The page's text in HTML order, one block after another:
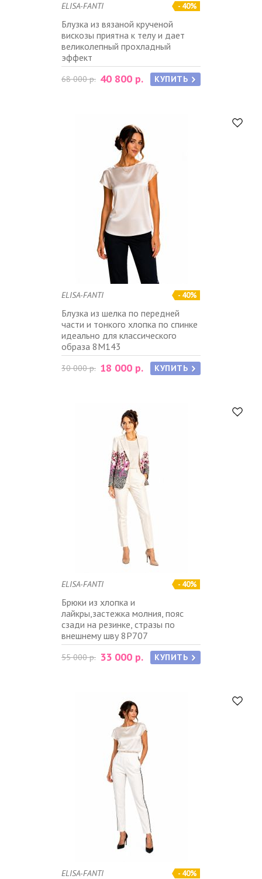
- 40%
ELISA-FANTI
Блузка из вязаной крученой
вискозы приятна к телу и дает
великолепный прохладный
эффект
68 000 р. 40 800 р. КУПИТЬ
- 40%
ELISA-FANTI
Блузка из шелка по передней
части и тонкого хлопка по спинке
идеально для классического
образа 8M143
30 000 р. 18 000 р. КУПИТЬ
- 40%
ELISA-FANTI
Брюки из хлопка и
лайкры,застежка молния, пояс
сзади на резинке, стразы по
внешнему шву 8P707
55 000 р. 33 000 р. КУПИТЬ
- 40%
ELISA-FANTI